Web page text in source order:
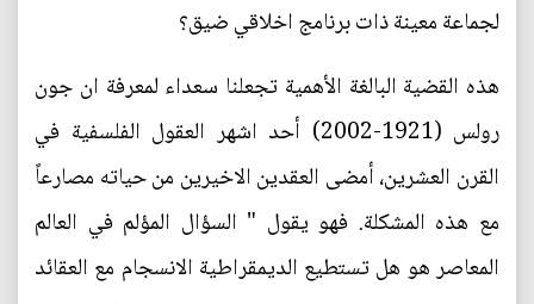
لجماعة معينة ذات برنامج اخلاقي ضيق؟
هذه القضية البالغة الأهمية تجعلنا سعداء لمعرفة ان جون
رولس (1921-2002) أحد اشهر العقول الفلسفية في
القرن العشرين، أمضى العقدين الاخيرين من حياته مصارعاً
مع هذه المشكلة. فهو يقول " السؤال المؤلم في العالم
المعاصر هو هل تستطيع الديمقراطية الانسجام مع العقائد